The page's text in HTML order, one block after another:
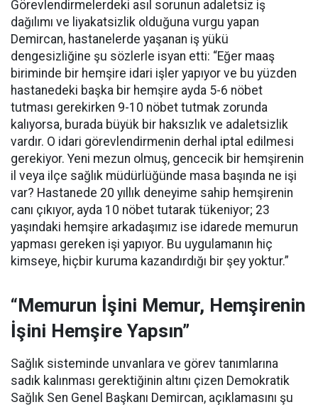
Görevlendirmelerdeki asıl sorunun adaletsiz iş
dağılımı ve liyakatsizlik olduğuna vurgu yapan
Demircan, hastanelerde yaşanan iş yükü
dengesizliğine şu sözlerle isyan etti: “Eğer maaş
biriminde bir hemşire idari işler yapıyor ve bu yüzden
hastanedeki başka bir hemşire ayda 5-6 nöbet
tutması gerekirken 9-10 nöbet tutmak zorunda
kalıyorsa, burada büyük bir haksızlık ve adaletsizlik
vardır. O idari görevlendirmenin derhal iptal edilmesi
gerekiyor. Yeni mezun olmuş, gencecik bir hemşirenin
il veya ilçe sağlık müdürlüğünde masa başında ne işi
var? Hastanede 20 yıllık deneyime sahip hemşirenin
canı çıkıyor, ayda 10 nöbet tutarak tükeniyor; 23
yaşındaki hemşire arkadaşımız ise idarede memurun
yapması gereken işi yapıyor. Bu uygulamanın hiç
kimseye, hiçbir kuruma kazandırdığı bir şey yoktur.”
“Memurun İşini Memur, Hemşirenin
İşini Hemşire Yapsın”
Sağlık sisteminde unvanlara ve görev tanımlarına
sadık kalınması gerektiğinin altını çizen Demokratik
Sağlık Sen Genel Başkanı Demircan, açıklamasını şu